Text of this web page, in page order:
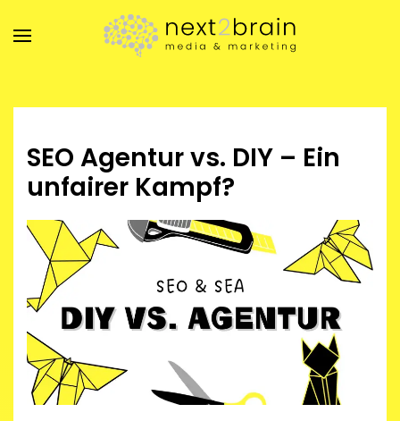
Zum Hauptinhalt springen
SEO Agentur vs. DIY – Ein
unfairer Kampf?